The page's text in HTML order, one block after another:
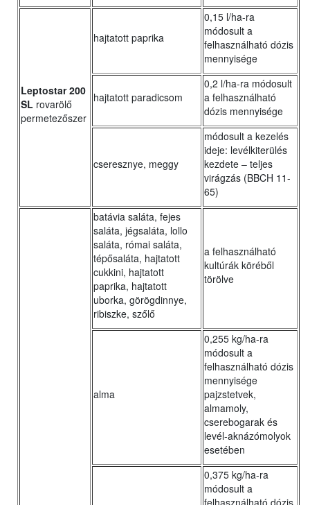
Leptostar 200
SL rovarölő
permetezőszer
hajtatott paprika
0,15 l/ha-ra
módosult a
felhasználható dózis
mennyisége
hajtatott paradicsom
0,2 l/ha-ra módosult
a felhasználható
dózis mennyisége
cseresznye, meggy
módosult a kezelés
ideje: levélkiterülés
kezdete ‒ teljes
virágzás (BBCH 11-
65)
batávia saláta, fejes
saláta, jégsaláta, lollo
saláta, római saláta,
tépősaláta, hajtatott
cukkini, hajtatott
paprika, hajtatott
uborka, görögdinnye,
ribiszke, szőlő
a felhasználható
kultúrák köréből
törölve
alma
0,255 kg/ha-ra
módosult a
felhasználható dózis
mennyisége
pajzstetvek,
almamoly,
cserebogarak és
levél-aknázómolyok
esetében
0,375 kg/ha-ra
módosult a